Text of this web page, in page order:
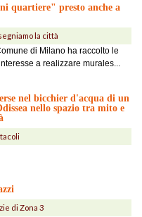
quartiere" presto anche a
la città
di Milano ha raccolto le
a realizzare murales...
nel bicchier d'acqua di un
nello spazio tra mito e
di Zona 3